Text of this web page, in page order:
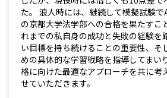
た。 浪人時には、継続して模擬試験
の京都大学法学部への合格を果たすこ
れまでの私自身の成功と失敗の経験を
い目標を持ち続けることの重要性、そ
めの具体的な学習戦略を指導してまい
格に向けた最適なアプローチを共に考
せていただきます。